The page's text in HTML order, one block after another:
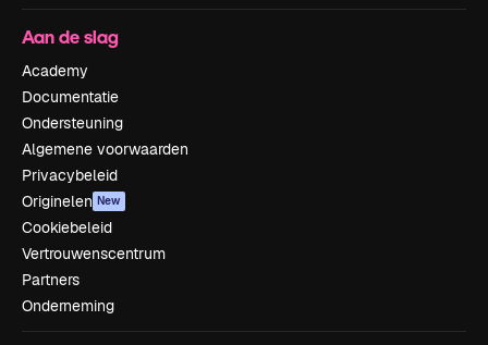
Aan de slag
Academy
Documentatie
Ondersteuning
Algemene voorwaarden
Privacybeleid
Originelen New
Cookiebeleid
Vertrouwenscentrum
Partners
Onderneming